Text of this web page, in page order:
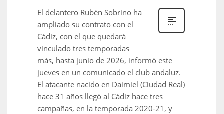
El delantero Rubén Sobrino ha
ampliado su contrato con el
Cádiz, con el que quedará
vinculado tres temporadas
más, hasta junio de 2026, informó este
jueves en un comunicado el club andaluz.
El atacante nacido en Daimiel (Ciudad Real)
hace 31 años llegó al Cádiz hace tres
campañas, en la temporada 2020-21, y